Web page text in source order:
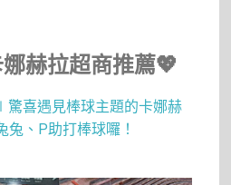
赫拉超商推薦💖
喜遇見棒球主題的卡娜赫
、P助打棒球囉！